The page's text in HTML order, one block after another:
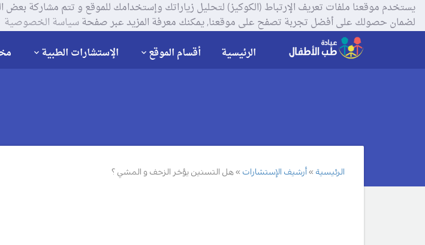
لضمان حصولك على أفضل تجربة تصفح على موقعنا, يمكنك معرفة المزيد عبر صفحةسياسة الخصوصية
الرئيسية أقسام الموقع الإستشارات الطبية
الرئيسية أرشيف الإستشارات هل التسنين يؤخر الزحف و المشي ؟